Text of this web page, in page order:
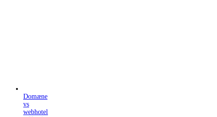
Domæne
vs
webhotel